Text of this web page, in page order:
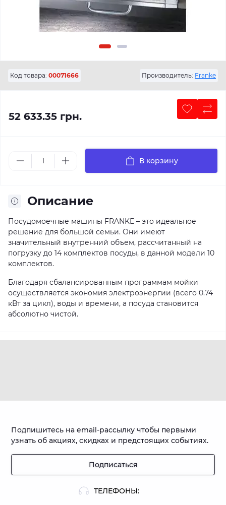
Код товара: 00071666 Производитель: Franke
52 633.35 грн.
В корзину
Описание
Посудомоечные машины FRANKE – это идеальное
решение для большой семьи. Они имеют
значительный внутренний объем, рассчитанный на
погрузку до 14 комплектов посуды, в данной модели 10
комплектов.
Благодаря сбалансированным программам мойки
осуществляется экономия электроэнергии (всего 0.74
кВт за цикл), воды и времени, а посуда становится
абсолютно чистой.
ТЕЛЕФОНЫ:
Подпишитесь на email-рассылку чтобы первыми
узнать об акциях, скидках и предстоящих событиях.
Подписаться